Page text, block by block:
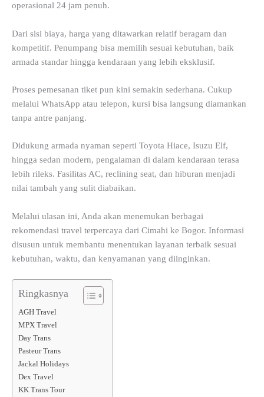
operasional 24 jam penuh.
Dari sisi biaya, harga yang ditawarkan relatif beragam dan
kompetitif. Penumpang bisa memilih sesuai kebutuhan, baik
armada standar hingga kendaraan yang lebih eksklusif.
Proses pemesanan tiket pun kini semakin sederhana. Cukup
melalui WhatsApp atau telepon, kursi bisa langsung diamankan
tanpa antre panjang.
Didukung armada nyaman seperti Toyota Hiace, Isuzu Elf,
hingga sedan modern, pengalaman di dalam kendaraan terasa
lebih rileks. Fasilitas AC, reclining seat, dan hiburan menjadi
nilai tambah yang sulit diabaikan.
Melalui ulasan ini, Anda akan menemukan berbagai
rekomendasi travel terpercaya dari Cimahi ke Bogor. Informasi
disusun untuk membantu menentukan layanan terbaik sesuai
kebutuhan, waktu, dan kenyamanan yang diinginkan.
Ringkasnya
AGH Travel
MPX Travel
Day Trans
Pasteur Trans
Jackal Holidays
Dex Travel
KK Trans Tour